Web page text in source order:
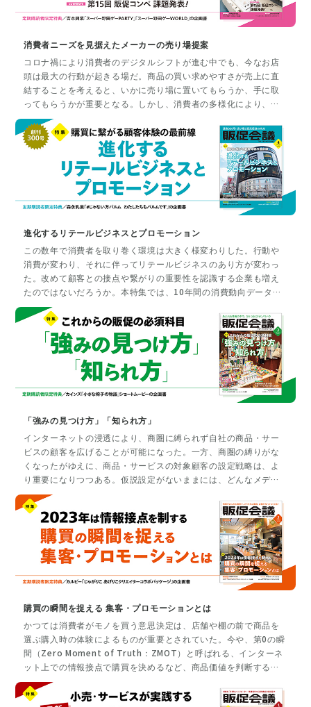
消費者ニーズを見据えたメーカーの売り場提案
コロナ禍により消費者のデジタルシフトが進む中でも、今なお店
頭は最大の行動が起きる場だ。商品の買い求めやすさが売上に直
結することを考えると、いかに売り場に置いてもらうか、手に取
ってもらうかが重要となる。しかし、消費者の多様化により、メ
ーカーは商品数を増やし、流通でもPB商品により力を入れるな
ど、売り場を確保することは以前よりも難しくなっている。一
方、そうした状況下でも、新しく売り場の確保に成功し、配荷を
増やしている商品も存在している。今回は、流通営業で成功した
事例やプロモーションをヒットさせた商品の裏側を特集する。
進化するリテールビジネスとプロモーション
この数年で消費者を取り巻く環境は大きく様変わりした。行動や
消費が変わり、それに伴ってリテールビジネスのあり方が変わっ
た。改めて顧客との接点や繋がりの重要性を認識する企業も増え
たのではないだろうか。本特集では、10年間の消費動向データを
紐解き、世界のリテールビジネスの最前線、テクノロジーによる
プロモーションの進化を紹介する。
「強みの見つけ方」「知られ方」
インターネットの浸透により、商圏に縛られず自社の商品・サー
ビスの顧客を広げることが可能になった。一方、商圏の縛りがな
くなったがゆえに、商品・サービスの対象顧客の設定戦略は、よ
り重要になりつつある。仮説設定がないままには、どんなメディ
アを使って、どのようなコミュニケーションをすればよいのか判
断できず、買ってもらう以前の、「知ってもらう」ための戦略も
立てられない。「SNSでバズって...」「口コミで話題になって...」
の幻想に囚われず、知られて買われるための適切な第一歩を踏み
出すアイデアを紹介する。
購買の瞬間を捉える 集客・プロモーションとは
かつては消費者がモノを買う意思決定は、店舗や棚の前で商品を
選ぶ購入時の体験によるものが重要とされていた。今や、第0の瞬
間（Zero Moment of Truth：ZMOT）と呼ばれる、インターネ
ット上での情報接点で購買を決めるなど、商品価値を判断する瞬
間は時代とともに考え方が変化してきた。生活者が浴びる情報の
量・密度・質が増加する中、企業は自分たちの商品・サービスが